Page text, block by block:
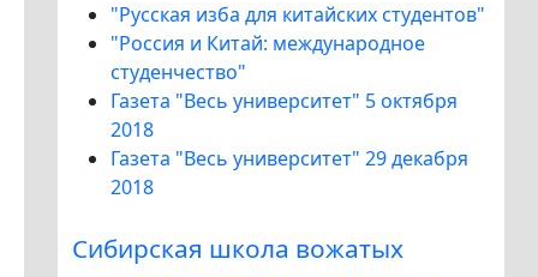
"Русская изба для китайских студентов"
"Россия и Китай: международное
студенчество"
Газета "Весь университет" 5 октября
2018
Газета "Весь университет" 29 декабря
2018
Сибирская школа вожатых